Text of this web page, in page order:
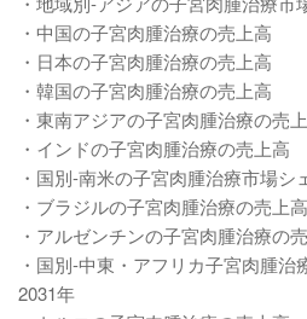
・中国の子宮肉腫治療の売上高
・日本の子宮肉腫治療の売上高
・韓国の子宮肉腫治療の売上高
・東南アジアの子宮肉腫治療の売
・インドの子宮肉腫治療の売上高
・国別-南米の子宮肉腫治療市場シ
・ブラジルの子宮肉腫治療の売上高
・アルゼンチンの子宮肉腫治療の
・国別-中東・アフリカ子宮肉腫治
2031年